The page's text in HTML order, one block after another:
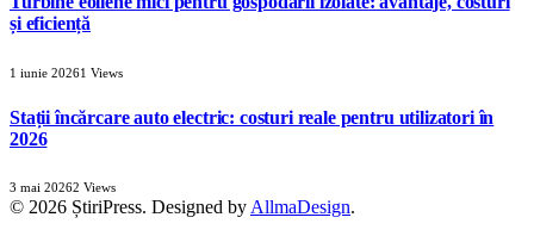
și eficiență
1 iunie 20261 Views
Stații încărcare auto electric: costuri reale pentru utilizatori în
2026
3 mai 20262 Views
© 2026 ȘtiriPress. Designed by AllmaDesign.